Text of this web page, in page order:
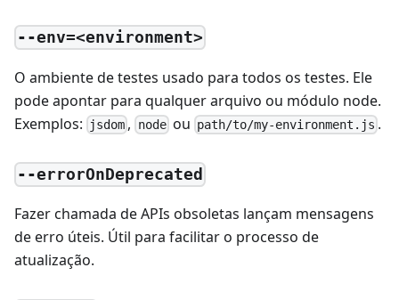
--env=<environment>
O ambiente de testes usado para todos os testes. Ele
pode apontar para qualquer arquivo ou módulo node.
Exemplos:
jsdom , nodeou path/to/my-environment.js .
--errorOnDeprecated
Fazer chamada de APIs obsoletas lançam mensagens
de erro úteis. Útil para facilitar o processo de
atualização.